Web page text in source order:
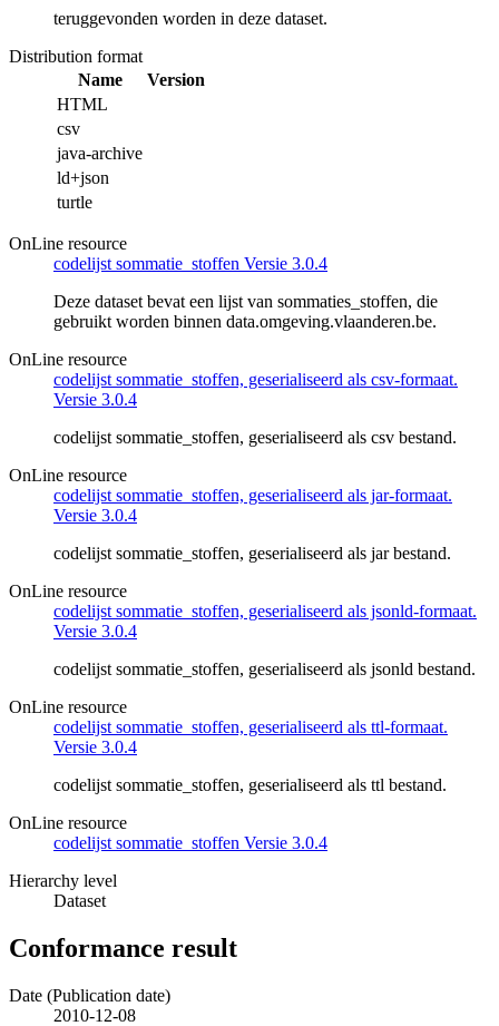
teruggevonden worden in deze dataset.
Distribution format
Name
Version
HTML
csv
java-archive
ld+json
turtle
OnLine resource
codelijst sommatie_stoffen Versie 3.0.4
Deze dataset bevat een lijst van sommaties_stoffen, die
gebruikt worden binnen data.omgeving.vlaanderen.be.
OnLine resource
codelijst sommatie_stoffen, geserialiseerd als csv-formaat.
Versie 3.0.4
codelijst sommatie_stoffen, geserialiseerd als csv bestand.
OnLine resource
codelijst sommatie_stoffen, geserialiseerd als jar-formaat.
Versie 3.0.4
codelijst sommatie_stoffen, geserialiseerd als jar bestand.
OnLine resource
codelijst sommatie_stoffen, geserialiseerd als jsonld-formaat.
Versie 3.0.4
codelijst sommatie_stoffen, geserialiseerd als jsonld bestand.
OnLine resource
codelijst sommatie_stoffen, geserialiseerd als ttl-formaat.
Versie 3.0.4
codelijst sommatie_stoffen, geserialiseerd als ttl bestand.
OnLine resource
codelijst sommatie_stoffen Versie 3.0.4
Hierarchy level
Dataset
Conformance result
Date (Publication date)
2010-12-08